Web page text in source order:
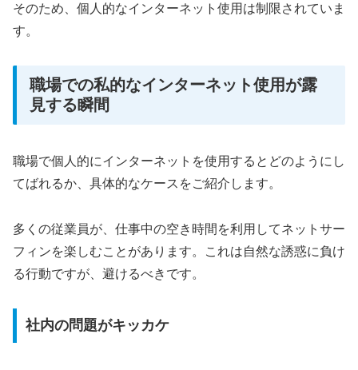
そのため、個人的なインターネット使用は制限されていま
す。
職場での私的なインターネット使用が露
見する瞬間
職場で個人的にインターネットを使用するとどのようにし
てばれるか、具体的なケースをご紹介します。
多くの従業員が、仕事中の空き時間を利用してネットサー
フィンを楽しむことがあります。これは自然な誘惑に負け
る行動ですが、避けるべきです。
社内の問題がキッカケ